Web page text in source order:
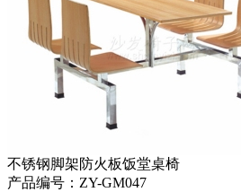
不锈钢脚架防火板饭堂桌椅
产品编号：ZY-GM047